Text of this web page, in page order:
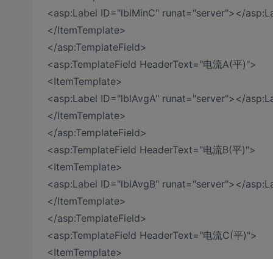
<asp:Label ID="lblMinC" runat="server"></
</ItemTemplate>
</asp:TemplateField>
<asp:TemplateField HeaderText="电流A(平)">
<ItemTemplate>
<asp:Label ID="lblAvgA" runat="server"></
</ItemTemplate>
</asp:TemplateField>
<asp:TemplateField HeaderText="电流B(平)">
<ItemTemplate>
<asp:Label ID="lblAvgB" runat="server"></
</ItemTemplate>
</asp:TemplateField>
<asp:TemplateField HeaderText="电流C(平)">
<ItemTemplate>